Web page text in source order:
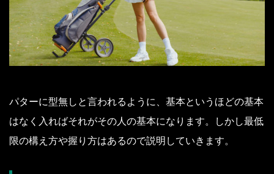
パターに型無しと言われるように、基本というほどの基本
はなく入ればそれがその人の基本になります。
しかし最低
限の構え方や握り方はあるので説明していきます。